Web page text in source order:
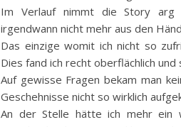
Im Verlauf nimmt die Story arg
irgendwann nicht mehr aus den
Das einzige womit ich nicht so
Dies fand ich recht oberflächlich und
Auf gewisse Fragen bekam man
Geschehnisse nicht so wirklich
An der Stelle hätte ich mehr ein